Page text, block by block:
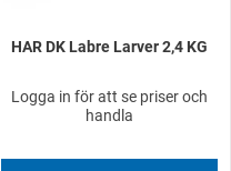
HAR DK Labre Larver 2,4 KG
Logga in för att se priser och
handla